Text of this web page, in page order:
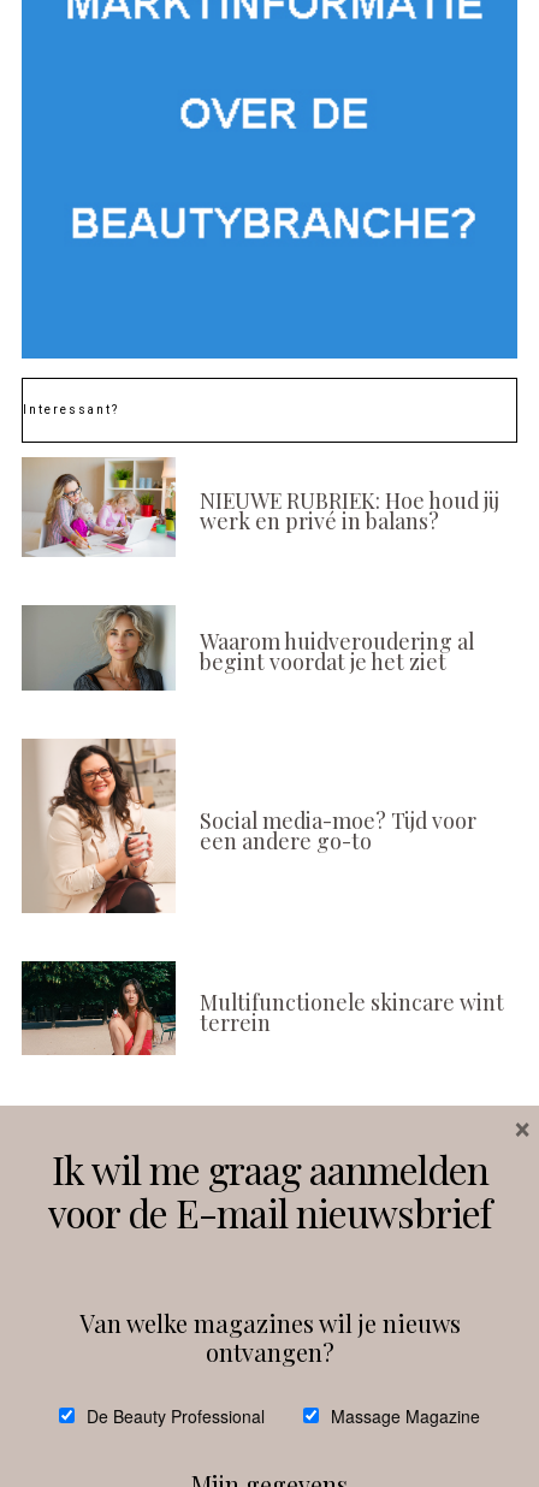
Interessant?
NIEUWE RUBRIEK: Hoe houd jij
werk en privé in balans?
Waarom huidveroudering al
begint voordat je het ziet
Social media-moe? Tijd voor
een andere go-to
Multifunctionele skincare wint
terrein
Instagram Facebook
debeautyprofessional
Ik wil me graag aanmelden
voor de E-mail nieuwsbrief
Van welke magazines wil je nieuws
ontvangen?
De Beauty Professional Massage Magazine
×